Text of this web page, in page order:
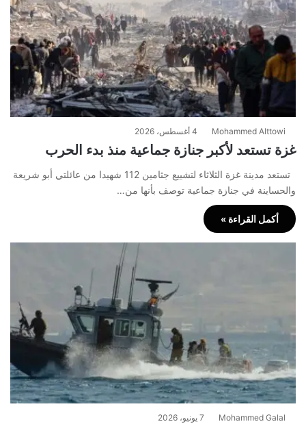
Mohammed Alttowi 4 أغسطس، 2026
غزة تستعد لأكبر جنازة جماعية منذ بدء الحرب
تستعد مدينة غزة الثلاثاء لتشييع جثامين 112 شهيدا من عائلتي أبو شريعة
والحساينة في جنازة جماعية توصف بأنها من…
أكمل القراءة »
Mohammed Galal 7 يونيو، 2026